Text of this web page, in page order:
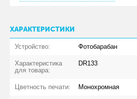
ХАРАКТЕРИСТИКИ
Устройство: Фотобарабан
Характеристика
для товара:
DR133
Цветность печати: Монохромная